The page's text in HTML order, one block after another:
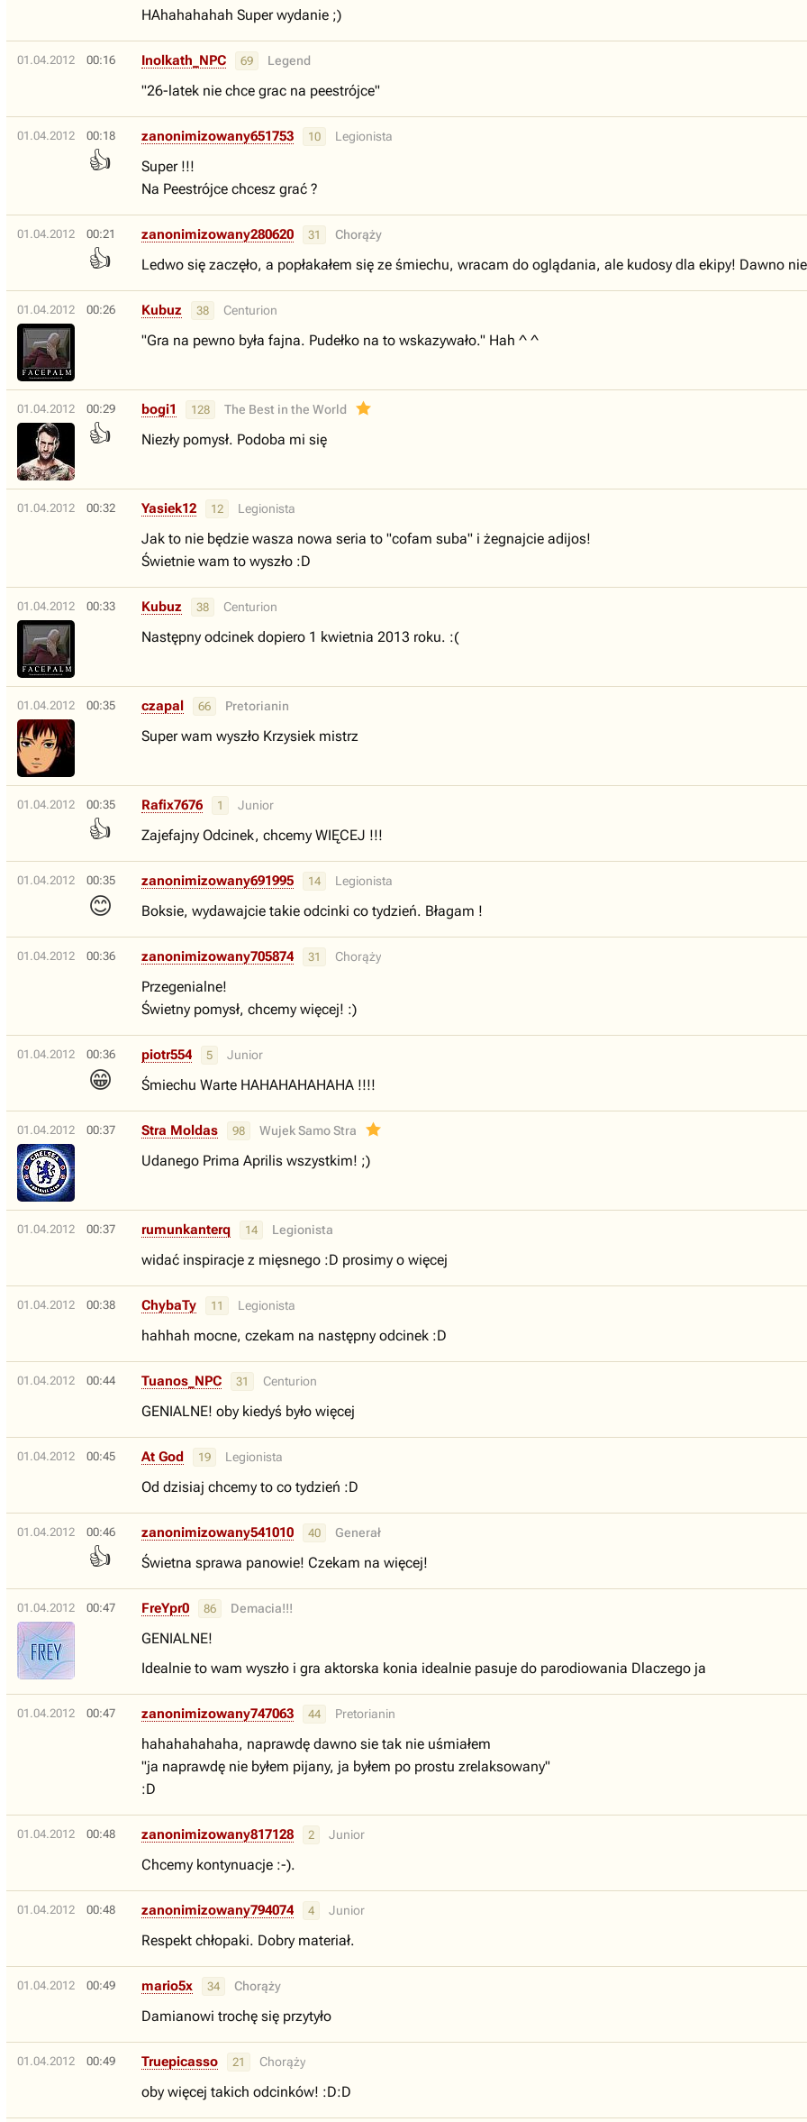
HAhahahahah Super wydanie ;)
01.04.2012 00:16 Inolkath_NPC 69 Legend
"26-latek nie chce grac na peestrójce"
01.04.2012 00:18
👍
zanonimizowany651753 10 Legionista
Super !!!
Na Peestrójce chcesz grać ?
01.04.2012 00:21
👍
zanonimizowany280620 31 Chorąży
Ledwo się zaczęło, a popłakałem się ze śmiechu, wracam do oglądania, ale kudosy dla ekipy! Dawno
01.04.2012 00:26 Kubuz 38 Centurion
"Gra na pewno była fajna. Pudełko na to wskazywało." Hah ^ ^
01.04.2012 00:29
👍
bogi1 128 The Best in the World
Niezły pomysł. Podoba mi się
01.04.2012 00:32 Yasiek12 12 Legionista
Jak to nie będzie wasza nowa seria to "cofam suba" i żegnajcie adijos!
Świetnie wam to wyszło :D
01.04.2012 00:33 Kubuz 38 Centurion
Następny odcinek dopiero 1 kwietnia 2013 roku. :(
01.04.2012 00:35 czapal 66 Pretorianin
Super wam wyszło Krzysiek mistrz
01.04.2012 00:35
👍
Rafix7676 1 Junior
Zajefajny Odcinek, chcemy WIĘCEJ !!!
01.04.2012 00:35
😊
zanonimizowany691995 14 Legionista
Boksie, wydawajcie takie odcinki co tydzień. Błagam !
01.04.2012 00:36 zanonimizowany705874 31 Chorąży
Przegenialne!
Świetny pomysł, chcemy więcej! :)
01.04.2012 00:36
😁
piotr554 5 Junior
Śmiechu Warte HAHAHAHAHAHA !!!!
01.04.2012 00:37 Stra Moldas 98 Wujek Samo Stra
Udanego Prima Aprilis wszystkim! ;)
01.04.2012 00:37 rumunkanterq 14 Legionista
widać inspiracje z mięsnego :D prosimy o więcej
01.04.2012 00:38 ChybaTy 11 Legionista
hahhah mocne, czekam na następny odcinek :D
01.04.2012 00:44 Tuanos_NPC 31 Centurion
GENIALNE! oby kiedyś było więcej
01.04.2012 00:45 At God 19 Legionista
Od dzisiaj chcemy to co tydzień :D
01.04.2012 00:46
👍
zanonimizowany541010 40 Generał
Świetna sprawa panowie! Czekam na więcej!
01.04.2012 00:47 FreYpr0 86 Demacia!!!
GENIALNE!
Idealnie to wam wyszło i gra aktorska konia idealnie pasuje do parodiowania Dlaczego ja
01.04.2012 00:47 zanonimizowany747063 44 Pretorianin
hahahahahaha, naprawdę dawno sie tak nie uśmiałem
"ja naprawdę nie byłem pijany, ja byłem po prostu zrelaksowany"
:D
01.04.2012 00:48 zanonimizowany817128 2 Junior
Chcemy kontynuacje :-).
01.04.2012 00:48 zanonimizowany794074 4 Junior
Respekt chłopaki. Dobry materiał.
01.04.2012 00:49 mario5x 34 Chorąży
Damianowi trochę się przytyło
01.04.2012 00:49 Truepicasso 21 Chorąży
oby więcej takich odcinków! :D:D